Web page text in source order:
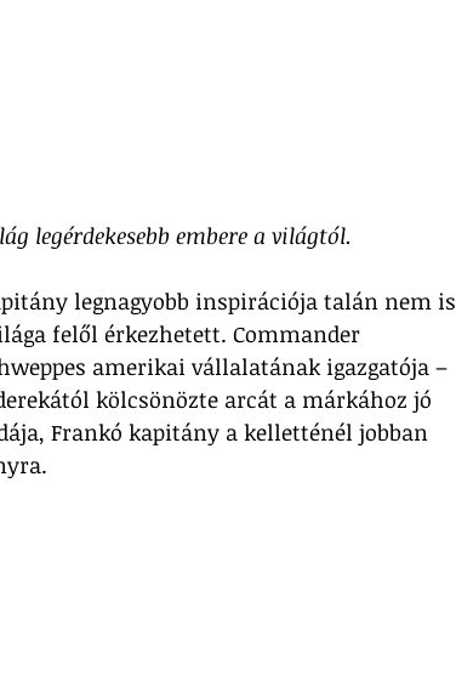
legérdekesebb embere a világtól.
legnagyobb inspirációja talán nem is
felől érkezhetett. Commander
amerikai vállalatának igazgatója –
kölcsönözte arcát a márkához jó
Frankó kapitány a kelletténél jobban